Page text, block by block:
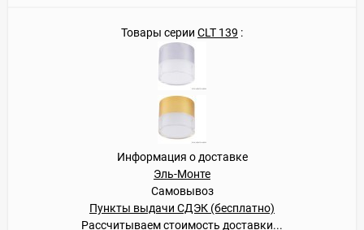
Товары серии CLT 139 :
Информация о доставке
Эль-Монте
Самовывоз
Пункты выдачи СДЭК (бесплатно)
Рассчитываем стоимость доставки...